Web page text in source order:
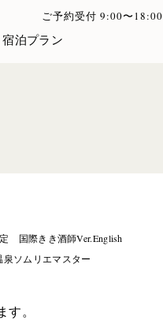
ご予約受付 9:00〜18:00
宿泊プラン
国際きき酒師Ver.English
ソムリエマスター
。